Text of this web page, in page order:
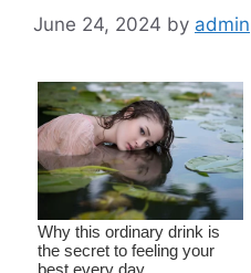
June 24, 2024 by admin